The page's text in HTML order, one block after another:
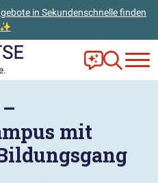
in Sekundenschnelle finden
✨
Frag Ella!
Zur
mit